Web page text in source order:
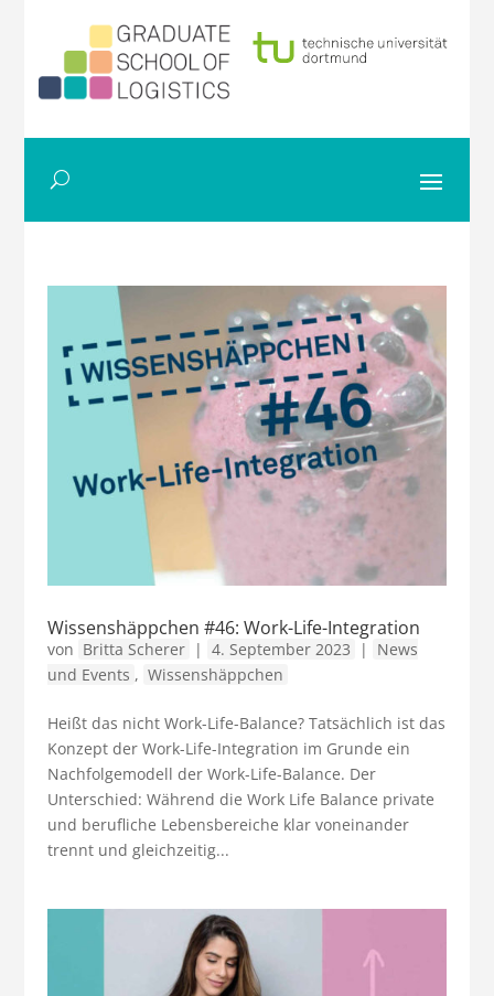
Wissenshäppchen #46: Work-Life-Integration
von Britta Scherer | 4. September 2023 |
News
und Events , Wissenshäppchen
Heißt das nicht Work-Life-Balance? Tatsächlich ist das
Konzept der Work-Life-Integration im Grunde ein
Nachfolgemodell der Work-Life-Balance. Der
Unterschied: Während die Work Life Balance private
und berufliche Lebensbereiche klar voneinander
trennt und gleichzeitig...